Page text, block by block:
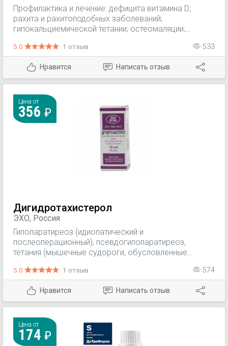
Профилактика и лечение: дефицита витамина D;
рахита и рахитоподобных заболеваний;
гипокальциемической тетании; остеомаляции;
псевдогипопаратиреоз). Лечение остеопороза, в т.ч.
постменопаузного (в составе комплексной терапии).
5.0 1 отзыв 533
Нравится Написать отзыв
Цена от
356
Дигидротахистерол
ЭХО, Россия
Гипопаратиреоз (идиопатический и
послеоперационный), псевдогипопаратиреоз,
тетания (мышечные судороги, обусловленные
обусловленные дефицитом витамина D.
5.0 1 отзыв 574
Нравится Написать отзыв
Цена от
174